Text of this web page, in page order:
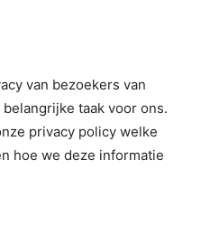
van bezoekers van
taak voor ons.
privacy policy welke
hoe we deze informatie